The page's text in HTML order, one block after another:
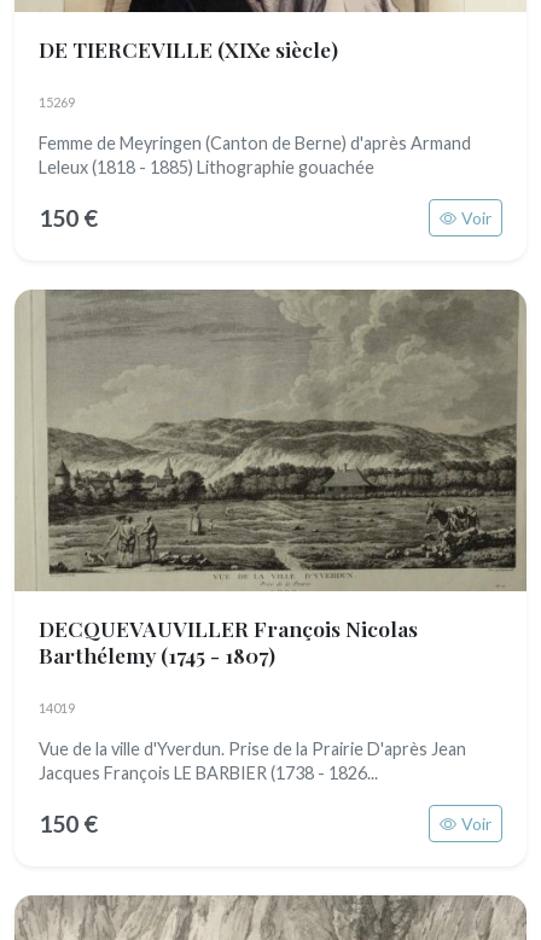
DE TIERCEVILLE (XIXe siècle)
15269
Femme de Meyringen (Canton de Berne) d'après Armand
Leleux (1818 - 1885) Lithographie gouachée
150 € Voir
DECQUEVAUVILLER François Nicolas
Barthélemy(1745 - 1807)
14019
Vue de la ville d'Yverdun. Prise de la Prairie D'après Jean
Jacques François LE BARBIER (1738 - 1826...
150 € Voir